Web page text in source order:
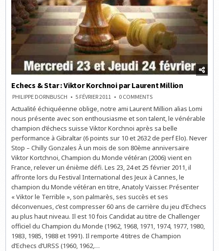
Echecs & Star : Viktor Korchnoi par Laurent Million
PHILIPPE DORNBUSCH 5 FÉVRIER 2011 0 COMMENTSON
&
:
VIKTOR
KORCHNOI
PAR
LAURENT
MILLION
Actualité échiquéenne oblige, notre ami Laurent Million alias Lomi
nous présente avec son enthousiasme et son talent, le vénérable
champion d’échecs suisse Viktor Korchnoi après sa belle
performance à Gibraltar (6 points sur 10 et 2632 de perf Elo). Never
Stop – Chilly Gonzales À un mois de son 80ème anniversaire
Viktor Kortchnoi, Champion du Monde vétéran (2006) vient en
France, relever un énième défi. Les 23, 24 et 25 février 2011, il
affronte lors du Festival International des Jeux à Cannes, le
champion du Monde vétéran en titre, Anatoly Vaisser. Présenter
« Viktor le Terrible », son palmarès, ses succès et ses
déconvenues, c’est compresser 60 ans de carrière du jeu d’Echecs
au plus haut niveau. Il est 10 fois Candidat au titre de Challenger
officiel du Champion du Monde (1962, 1968, 1971, 1974, 1977, 1980,
1983, 1985, 1988 et 1991). Il remporte 4 titres de Champion
d’Echecs d’URSS (1960, 1962,…